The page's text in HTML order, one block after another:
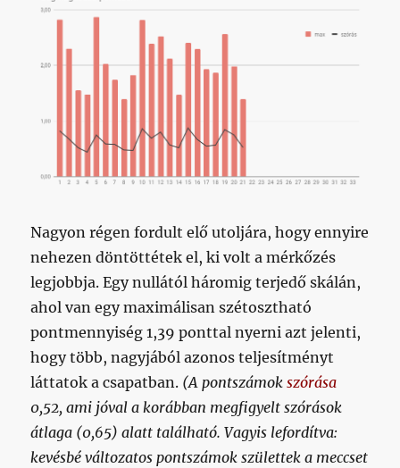
mehet,
amerre
lát?
Nagyon régen fordult elő utoljára, hogy ennyire
nehezen döntöttétek el, ki volt a mérkőzés
legjobbja. Egy nullától háromig terjedő skálán,
ahol van egy maximálisan szétosztható
pontmennyiség 1,39 ponttal nyerni azt jelenti,
hogy több, nagyjából azonos teljesítményt
láttatok a csapatban. (A pontszámokszórása
0,52, ami jóval a korábban megfigyelt szórások
átlaga (0,65) alatt található. Vagyis lefordítva:
kevésbé változatos pontszámok születtek a meccset